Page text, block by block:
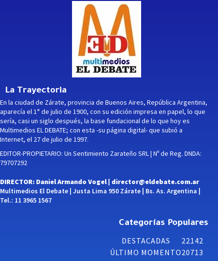
La Trayectoria
En la ciudad de Zárate, provincia de Buenos Aires, República Argentina,
aparecía el 1° de julio de 1900, con su edición impresa en papel, lo que
sería, casi un siglo después, la base fundacional de lo que hoy es
Multimedios EL DEBATE; con esta -su página digital- que subió a
Internet, el 27 de julio de 1997.
EDITOR-PROPIETARIO: Un Sentimiento Zarateño SRL | Nº de Reg. DNDA:
79707292
DIRECTOR: Daniel Armando Vogel | director@eldebate.com.ar
Multimedios El Debate | Justa Lima 950 Zárate | Bs. As. Argentina |
Tel.: 11 3965 1567
Categorías Populares
DESTACADAS
22142
ÚLTIMO MOMENTO20713